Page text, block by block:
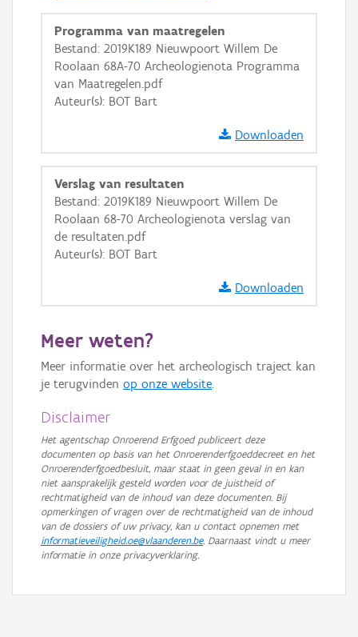
i
+ −
Basis Lagen
OSM-Basiskaart
Ortho
Programma van maatregelen
Bestand: 2019K189 Nieuwpoort Willem De
Roolaan 68A-70 Archeologienota Programma
van Maatregelen.pdf
Auteur(s): BOT Bart
Downloaden
Verslag van resultaten
Bestand: 2019K189 Nieuwpoort Willem De
Roolaan 68-70 Archeologienota verslag van
de resultaten.pdf
Auteur(s): BOT Bart
Downloaden
Meer weten?
Meer informatie over het archeologisch traject kan
je terugvinden op onze website.
Disclaimer
Het agentschap Onroerend Erfgoed publiceert deze
documenten op basis van het Onroerenderfgoeddecreet en het
Onroerenderfgoedbesluit, maar staat in geen geval in en kan
niet aansprakelijk gesteld worden voor de juistheid of
rechtmatigheid van de inhoud van deze documenten. Bij
opmerkingen of vragen over de rechtmatigheid van de inhoud
van de dossiers of uw privacy, kan u contact opnemen met
informatieveiligheid.oe@vlaanderen.be. Daarnaast vindt u meer
informatie in onze privacyverklaring.